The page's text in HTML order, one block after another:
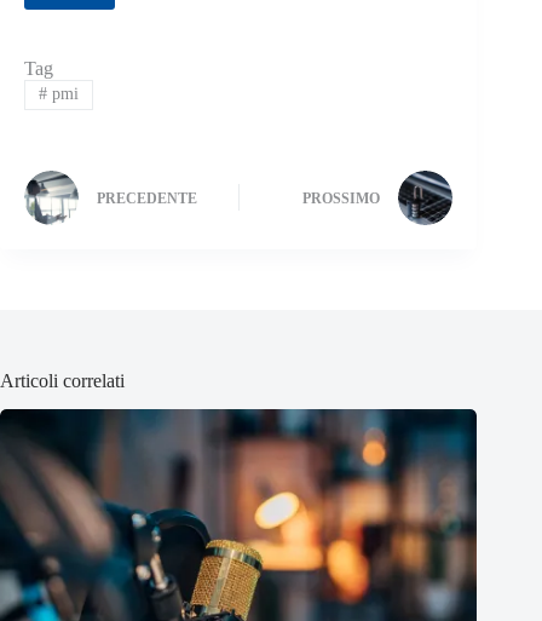
Tag
#pmi
PRECEDENTE PROSSIMO
Articoli correlati